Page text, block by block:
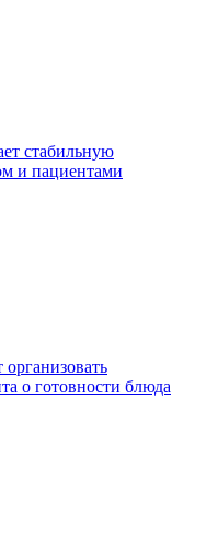
стабильную
и пациентами
о готовности блюда